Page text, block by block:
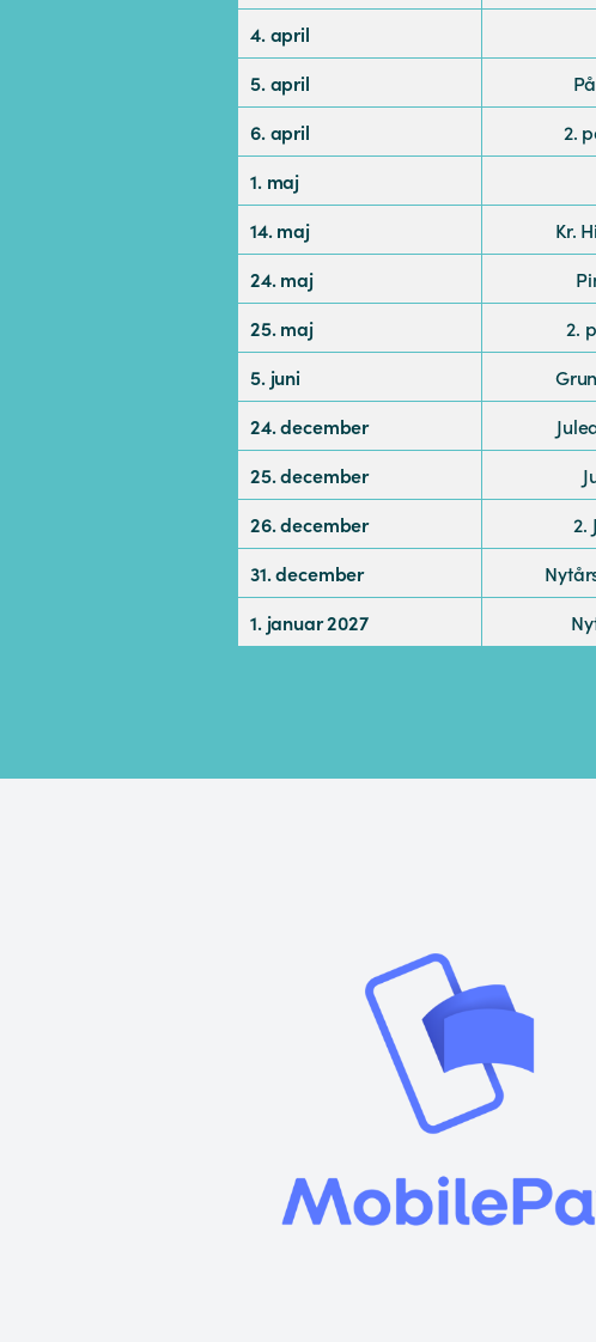
4. april
5. april
6. april
2.
1. maj
14. maj
Kr.
24. maj
25. maj
2.
5. juni
24. december
25. december
26. december
2.
31. december
1. januar 2027